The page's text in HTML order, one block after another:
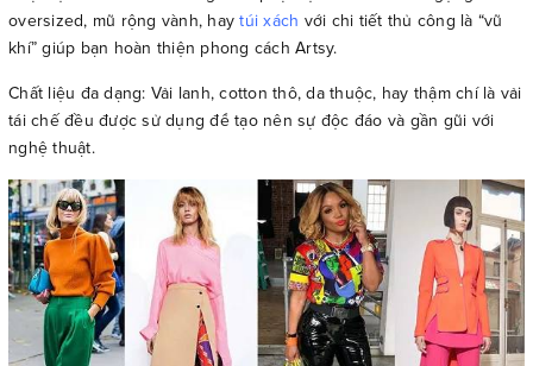
oversized, mũ rộng vành, haytúi xách với chi tiết thủ công là “vũ
khí” giúp bạn hoàn thiện phong cách Artsy.
Chất liệu đa dạng: Vải lanh, cotton thô, da thuộc, hay thậm chí là vải
tái chế đều được sử dụng để tạo nên sự độc đáo và gần gũi với
nghệ thuật.